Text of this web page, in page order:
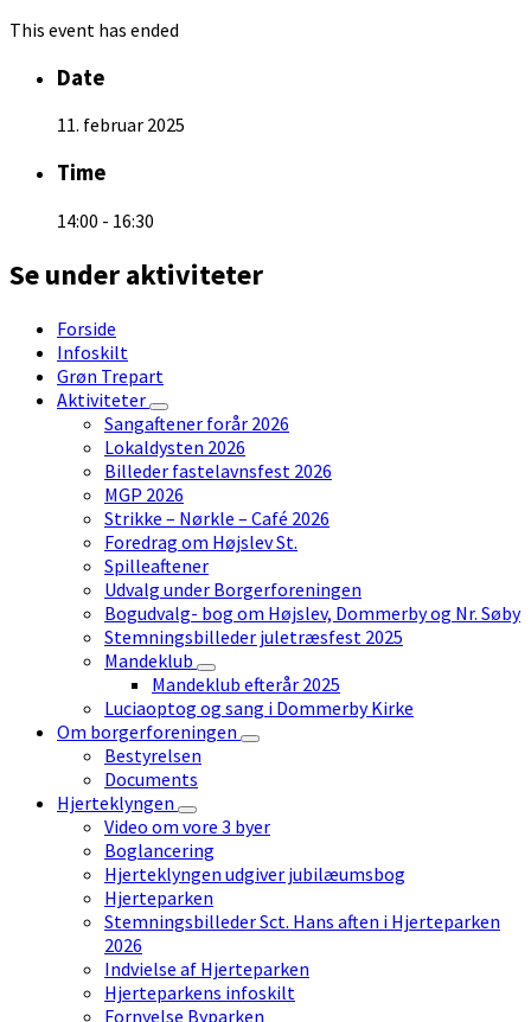
This event has ended
Date
11. februar 2025
Time
14:00 - 16:30
Se under aktiviteter
Forside
Infoskilt
Grøn Trepart
Aktiviteter
Sangaftener forår 2026
Lokaldysten 2026
Billeder fastelavnsfest 2026
MGP 2026
Strikke – Nørkle – Café 2026
Foredrag om Højslev St.
Spilleaftener
Udvalg under Borgerforeningen
Bogudvalg- bog om Højslev, Dommerby og Nr. Søby
Stemningsbilleder juletræsfest 2025
Mandeklub
Mandeklub efterår 2025
Luciaoptog og sang i Dommerby Kirke
Om borgerforeningen
Bestyrelsen
Documents
Hjerteklyngen
Video om vore 3 byer
Boglancering
Hjerteklyngen udgiver jubilæumsbog
Hjerteparken
Stemningsbilleder Sct. Hans aften i Hjerteparken
2026
Indvielse af Hjerteparken
Hjerteparkens infoskilt
Fornyelse Byparken